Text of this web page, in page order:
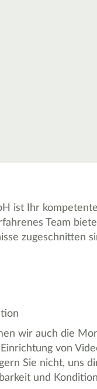
ist Ihr
Team
zugeschnitten
wir auch die
von
Sie nicht, uns
und